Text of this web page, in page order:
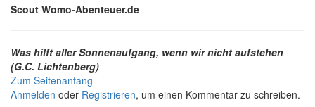
Scout Womo-Abenteuer.de
Was hilft aller Sonnenaufgang, wenn wir nicht aufstehen
(G.C. Lichtenberg)
Zum Seitenanfang
Anmelden oder Registrieren, um einen Kommentar zu schreiben.